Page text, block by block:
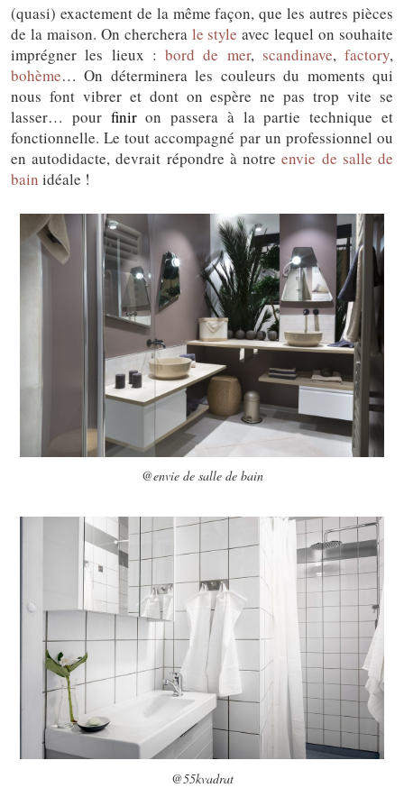
(quasi) exactement de la même façon, que les autres pièces
de la maison. On cherchera le style avec lequel on souhaite
imprégner les lieux : bord de mer, scandinave, factory,
bohème… On déterminera les couleurs du moments qui
nous font vibrer et dont on espère ne pas trop vite se
lasser… pour finiron passera à la partie technique et
fonctionnelle. Le tout accompagné par un professionnel ou
en autodidacte, devrait répondre à notreenvie de salle de
bain idéale !
@envie de salle de bain
@55kvadrat